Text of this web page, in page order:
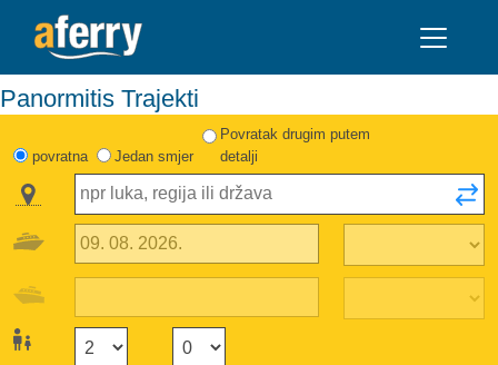
Panormitis Trajekti
povratna Jedan smjer
Povratak drugim putem
detalji